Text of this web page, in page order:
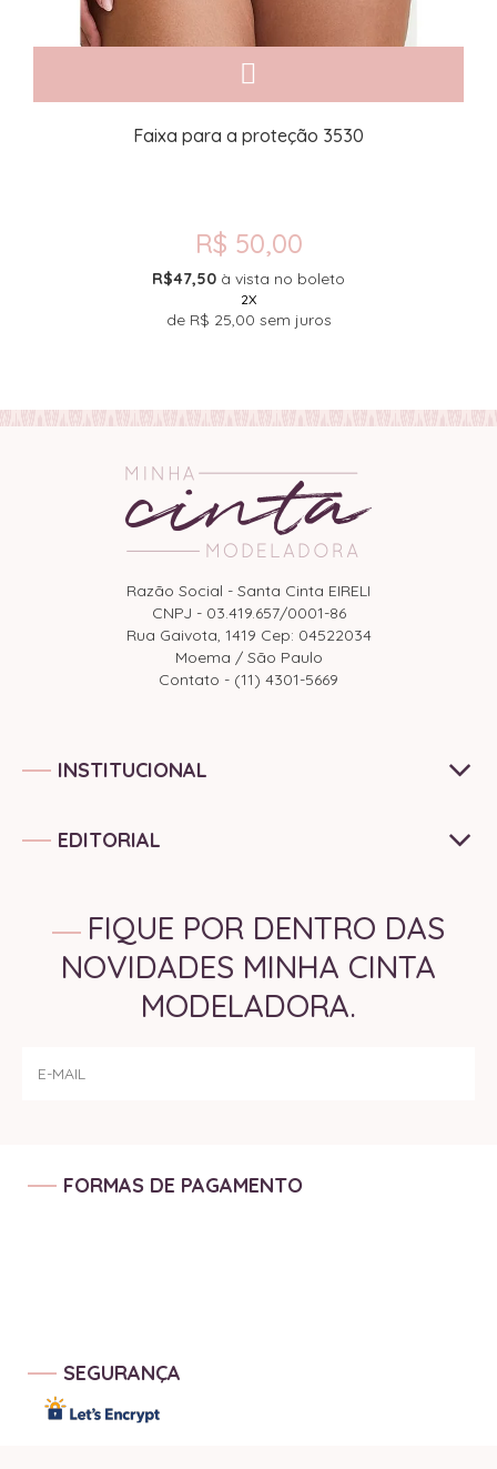
Faixa para a proteção 3530
R$ 50,00
R$47,50 à vista no boleto
2X
de R$ 25,00 sem juros
Razão Social - Santa Cinta EIRELI
CNPJ - 03.419.657/0001-86
Rua Gaivota, 1419 Cep: 04522034
Moema / São Paulo
Contato - (11) 4301-5669
INSTITUCIONAL
EDITORIAL
FIQUE POR DENTRO DAS
NOVIDADES MINHA CINTA
MODELADORA.
FORMAS DE PAGAMENTO
SEGURANÇA